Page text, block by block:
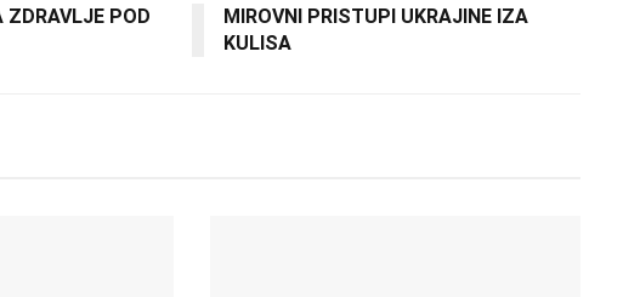
ZDRAVLJE POD
MIROVNI PRISTUPI UKRAJINE IZA
KULISA